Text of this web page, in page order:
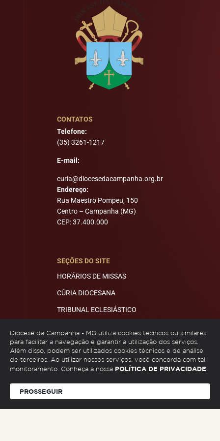
CONTATOS
Telefone:
(35) 3261-1217
E-mail:
curia@diocesedacampanha.org.br
Endereço:
Rua Maestro Pompeu, 150
Centro – Campanha (MG)
CEP: 37.400.000
SEÇÕES DO SITE
HORÁRIOS DE MISSAS
CÚRIA DIOCESANA
TRIBUNAL ECLESIÁSTICO
REDES SOCIAIS
Diocese da Campanha - MG utiliza cookies técnicos ou similares
para facilitar a navegação e garantir a utilização dos serviços.
Além disso, podem ser utilizados cookies técnicos e de análise
de terceiros. Ao utilizar nossos serviços, você concorda com tal
monitoramento. Conheça a nossa POLÍTICA DE PRIVACIDADE
PROSSEGUIR